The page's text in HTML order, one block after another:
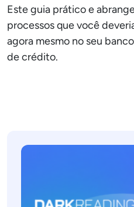
Este guia prático e
processos que você
agora mesmo no seu
de crédito.